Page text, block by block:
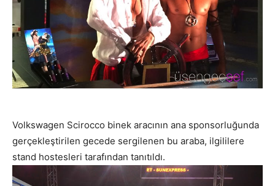
Volkswagen Scirocco binek aracının ana sponsorluğunda
gerçekleştirilen gecede sergilenen bu araba, ilgililere
stand hostesleri tarafından tanıtıldı.